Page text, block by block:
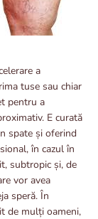
a
tuse sau chiar
pentru a
E curată
spate și oferind
în cazul în
subtropic și, de
vor avea
speră. În
de mulți oameni,